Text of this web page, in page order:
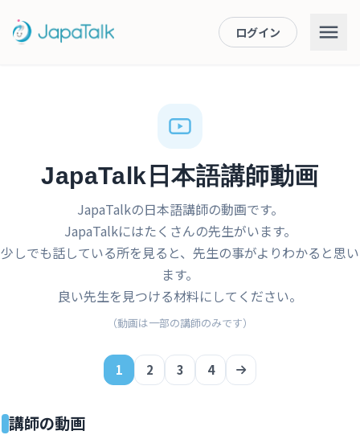
ログイン
JapaTalk日本語講師動画
JapaTalkの日本語講師の動画です。
JapaTalkにはたくさんの先生がいます。
少しでも話している所を見ると、先生の事がよりわかると思い
ます。
良い先生を見つける材料にしてください。
（動画は一部の講師のみです）
1 2 3 4
講師の動画